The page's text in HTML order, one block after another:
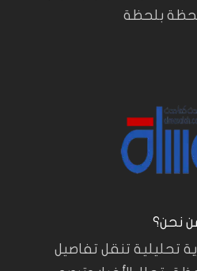
لحظة بلحظة
نحن؟
تحليلية تنقل تفاصيل